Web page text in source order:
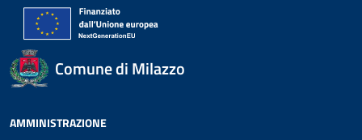
Comune di Milazzo
AMMINISTRAZIONE